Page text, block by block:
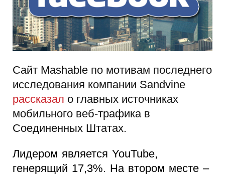
Сайт Mashable по мотивам последнего
исследования компании Sandvine
рассказал о главных источниках
мобильного веб-трафика в
Соединенных Штатах.
Лидером является YouTube,
генерящий 17,3%. На втором месте –